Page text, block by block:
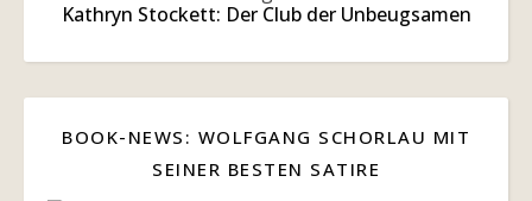
Kathryn Stockett: Der Club der Unbeugsamen
BOOK-NEWS: WOLFGANG SCHORLAU MIT
SEINER BESTEN SATIRE